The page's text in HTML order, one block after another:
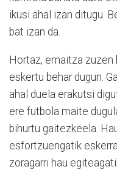
ikusi ahal izan ditugu.
bat izan da.
Hortaz, emaitza zuzen
eskertu behar dugun.
ahal duela erakutsi
ere futbola maite
bihurtu gaitezkeela.
esfortzuengatik
zoragarri hau